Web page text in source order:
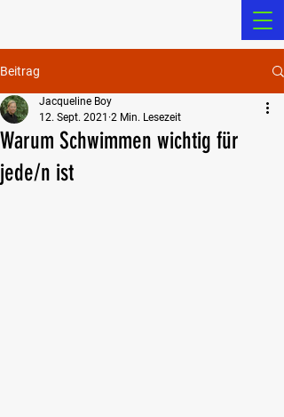
Beitrag
Warum Schwimmen wichtig für
jede/n ist
Jacqueline Boy
12. Sept. 2021 2 Min. Lesezeit